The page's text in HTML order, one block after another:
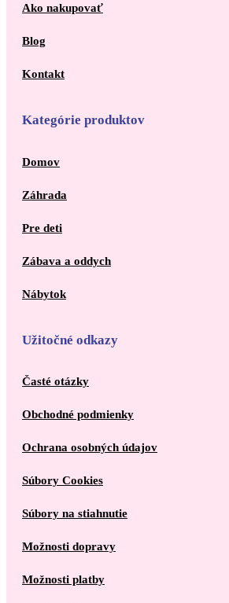
Ako nakupovať
Blog
Kontakt
Kategórie produktov
Domov
Záhrada
Pre deti
Zábava a oddych
Nábytok
Užitočné odkazy
Časté otázky
Obchodné podmienky
Ochrana osobných údajov
Súbory Cookies
Súbory na stiahnutie
Možnosti dopravy
Možnosti platby